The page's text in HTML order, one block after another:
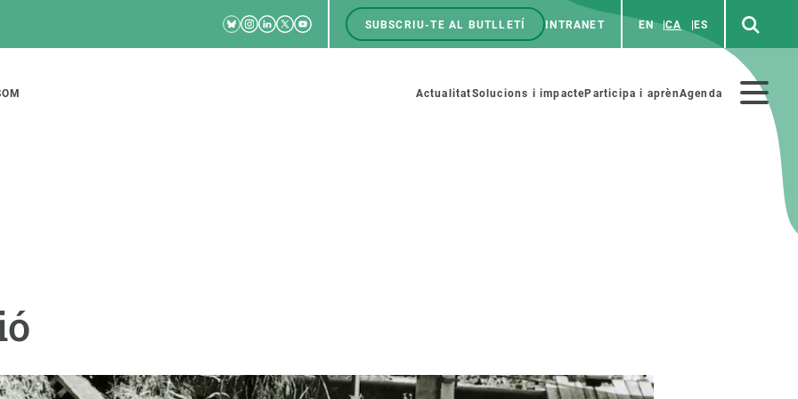
RRSS
Bluesky
Instagram
Linkedin
TwitterYoutube
Menú
SUBSCRIU-TE AL BUTLLETÍ INTRANET EN CA ES
Menú
ActualitatSolucions i impacteParticipa i aprènAgenda
ecosistemes Política i gestió Demana la teva beca ERC COL·LABORA Notícies